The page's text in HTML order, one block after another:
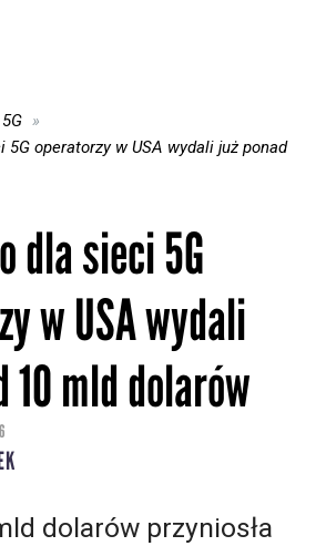
5G
operatorzy w USA wydali już ponad
dla sieci 5G
w USA wydali
10 mld dolarów
dolarów przyniosła